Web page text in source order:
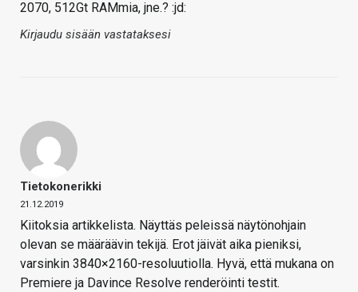
2070, 512Gt RAMmia, jne.? :jd:
Kirjaudu sisään vastataksesi
Tietokonerikki
21.12.2019
Kiitoksia artikkelista. Näyttäs peleissä näytönohjain
olevan se määräävin tekijä. Erot jäivät aika pieniksi,
varsinkin 3840×2160-resoluutiolla. Hyvä, että mukana on
Premiere ja Davince Resolve renderöinti testit.